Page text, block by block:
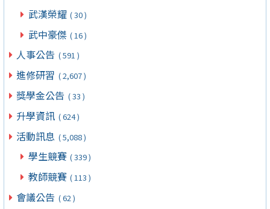
武漢榮耀 ( 30 )
武中豪傑 ( 16 )
人事公告 ( 591 )
進修研習 ( 2,607 )
獎學金公告 ( 33 )
升學資訊 ( 624 )
活動訊息 ( 5,088 )
學生競賽 ( 339 )
教師競賽 ( 113 )
會議公告 ( 62 )